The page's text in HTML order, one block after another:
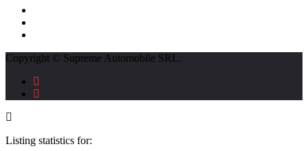
Copyright © Supreme Automobile SRL.
Listing statistics for: